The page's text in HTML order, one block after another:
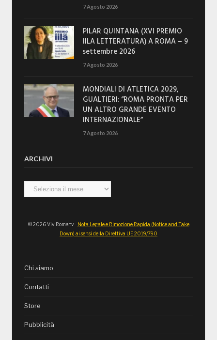
7 Agosto 2026
PILAR QUINTANA (XVI PREMIO
IILA LETTERATURA) A ROMA – 9
settembre 2026
7 Agosto 2026
MONDIALI DI ATLETICA 2029,
GUALTIERI: “ROMA PRONTA PER
UN ALTRO GRANDE EVENTO
INTERNAZIONALE”
7 Agosto 2026
ARCHIVI
Archivi
© 2026 ViviRoma.tv - Nota Legale e Rimozione Rapida (Notice and Take
Down) ai sensi della Direttiva UE 2019/790
Chi siamo
Contatti
Store
Pubblicità